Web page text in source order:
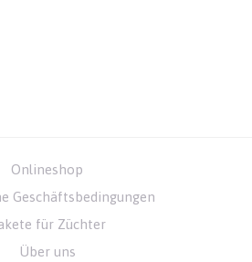
Onlineshop
Geschäftsbedingungen
für Züchter
Über uns